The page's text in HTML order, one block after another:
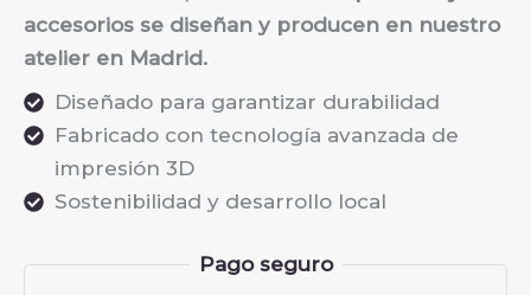
accesorios se diseñan y producen en nuestro
atelier en Madrid.
Diseñado para garantizar durabilidad
Fabricado con tecnología avanzada de
impresión 3D
Sostenibilidad y desarrollo local
Pago seguro